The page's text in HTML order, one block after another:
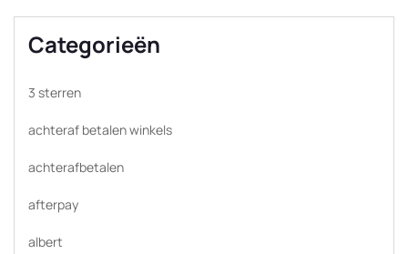
Categorieën
3 sterren
achteraf betalen winkels
achterafbetalen
afterpay
albert